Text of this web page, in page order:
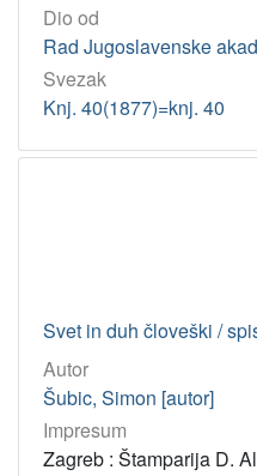
Dio od
Rad Jugoslavenske
Svezak
Knj. 40(1877)=knj. 40
Svet in duh človeški /
Autor
Šubic, Simon [autor]
Impresum
Zagreb : Štamparija D.